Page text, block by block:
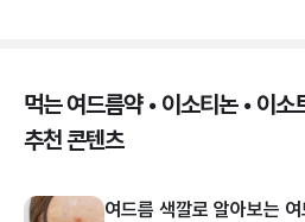
먹는 여드름약 • 이소티논 • 이
추천 콘텐츠
여드름 색깔로 알아보는